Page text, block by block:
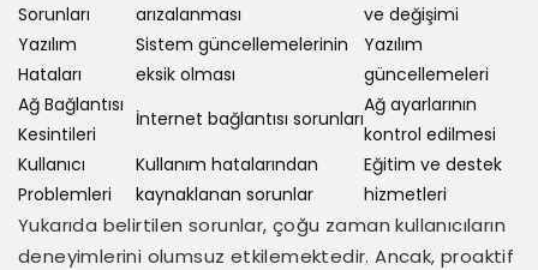
Sorunları
arızalanması
ve değişimi
Yazılım
Hataları
Sistem güncellemelerinin
eksik olması
Yazılım
güncellemeleri
Ağ Bağlantısı
Kesintileri
İnternet bağlantısı sorunları
Ağ ayarlarının
kontrol edilmesi
Kullanıcı
Problemleri
Kullanım hatalarından
kaynaklanan sorunlar
Eğitim ve destek
hizmetleri
Yukarıda belirtilen sorunlar, çoğu zaman kullanıcıların
deneyimlerini olumsuz etkilemektedir. Ancak, proaktif